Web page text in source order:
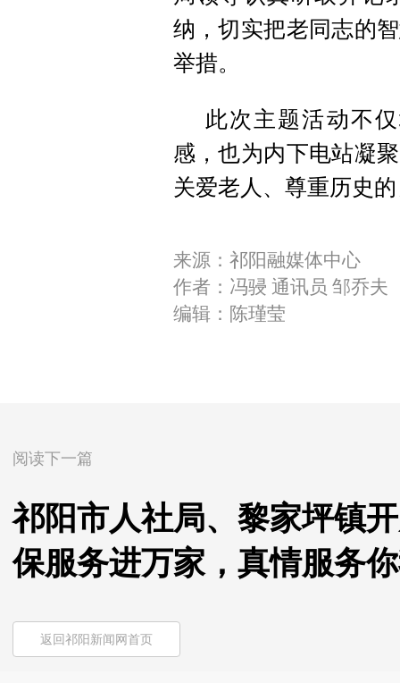
纳，切实把老同志的
举措。
此次主题活动不
感，也为内下电站凝
关爱老人、尊重历史
来源：祁阳融媒体中心
作者：冯骎 通讯员 邹乔夫
编辑：陈瑾莹
阅读下一篇
祁阳市人社局、黎家坪镇
保服务进万家，真情服务
返回祁阳新闻网首页